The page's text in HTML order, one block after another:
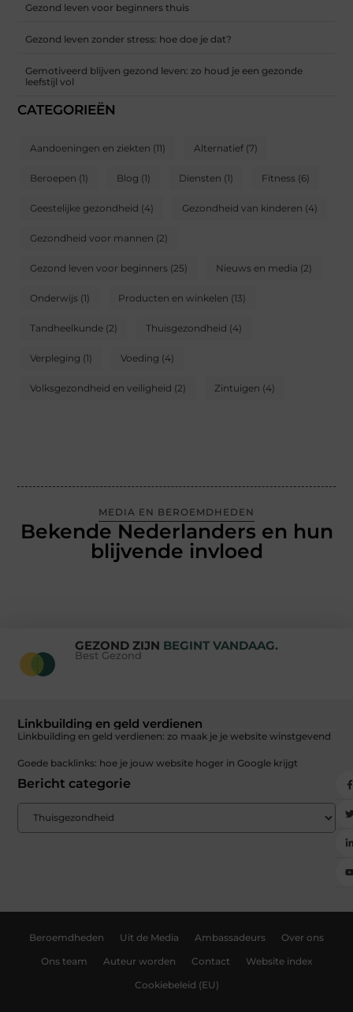
Gezond leven voor beginners thuis
Gezond leven zonder stress: hoe doe je dat?
Gemotiveerd blijven gezond leven: zo houd je een gezonde
leefstijl vol
CATEGORIEËN
Aandoeningen en ziekten (11) Alternatief (7)
Beroepen (1) Blog (1) Diensten (1) Fitness (6)
Geestelijke gezondheid (4) Gezondheid van kinderen (4)
Gezondheid voor mannen (2)
Gezond leven voor beginners (25) Nieuws en media (2)
Onderwijs (1) Producten en winkelen (13)
Tandheelkunde (2) Thuisgezondheid (4)
Verpleging (1) Voeding (4)
Volksgezondheid en veiligheid (2) Zintuigen (4)
MEDIA EN BEROEMDHEDEN
Bekende Nederlanders en hun
blijvende invloed
GEZOND ZIJN BEGINT VANDAAG.
Best Gezond
Linkbuilding en geld verdienen
Linkbuilding en geld verdienen: zo maak je je website winstgevend
Goede backlinks: hoe je jouw website hoger in Google krijgt
Bericht categorie
Beroemdheden Uit de Media Ambassadeurs Over ons
Ons team Auteur worden Contact Website index
Cookiebeleid (EU)